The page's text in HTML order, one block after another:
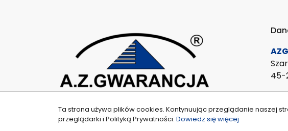
45-
Ta strona używa plików cookies. Kontynuując przeglądanie naszej
przeglądarki i Polityką Prywatności. Dowiedz się więcej